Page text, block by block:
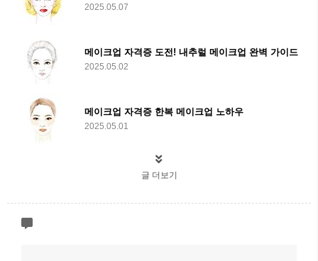
2025.05.07
메이크업 자격증 도전! 내추럴 메이크업 완벽 가이드
2025.05.02
메이크업 자격증 한복 메이크업 노하우
2025.05.01
글 더보기